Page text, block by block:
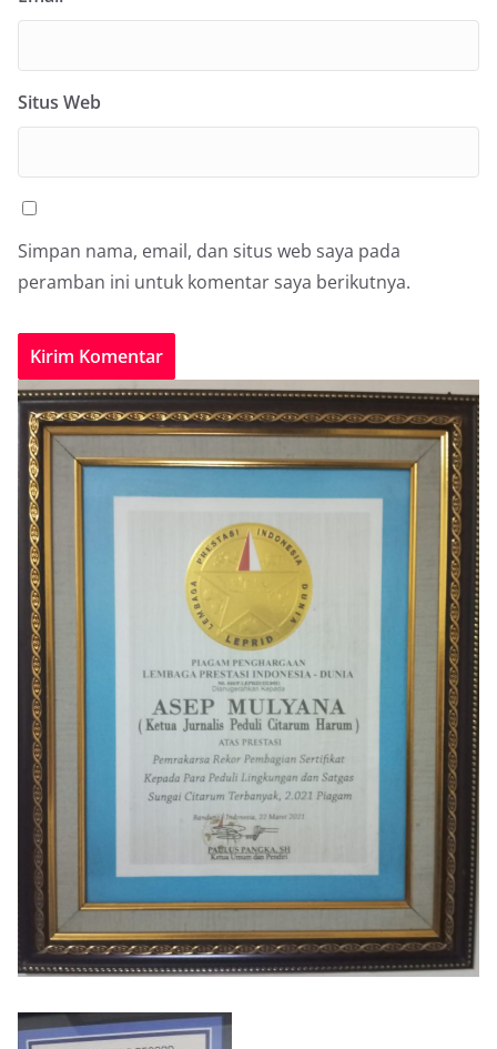
Situs Web
Simpan nama, email, dan situs web saya pada
peramban ini untuk komentar saya berikutnya.